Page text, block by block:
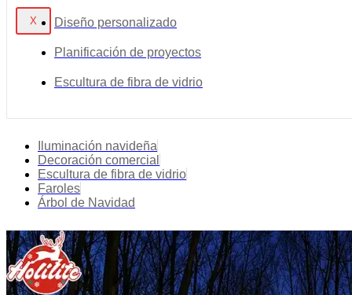
X Diseño personalizado
Planificación de proyectos
Escultura de fibra de vidrio
Iluminación navideña
Decoración comercial
Escultura de fibra de vidrio
Faroles
Árbol de Navidad